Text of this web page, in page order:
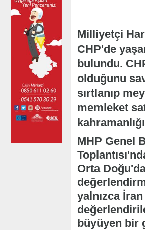
Milliyetçi
CHP'de
bulundu.
olduğunu
sırtlanıp
memleket
MHP Genel
Orta
yalnızca
büyüyen bir